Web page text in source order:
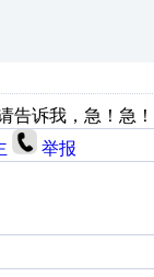
告诉我，急！急
举报